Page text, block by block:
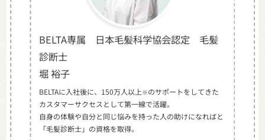
BELTA専属 日本毛髪科学協会認定 毛髪
診断士
堀 裕子
BELTAに入社後に、150万人以上※のサポートをしてきた
カスタマーサクセスとして第一線で活躍。
自身の体験や自分と同じ悩みを持った人の助けになればと
「毛髪診断士」の資格を取得。